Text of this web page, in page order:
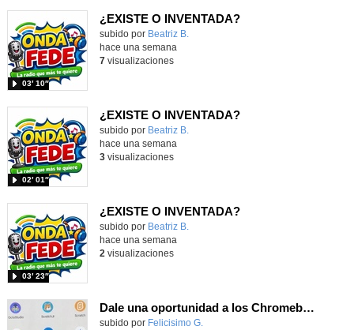
¿EXISTE O INVENTADA?
Contenido educativo.
subido por Beatriz B.
03′ 10″
hace una semana
7visualizaciones
¿EXISTE O INVENTADA?
Contenido educativo.
subido por Beatriz B.
02′ 01″
hace una semana
3visualizaciones
¿EXISTE O INVENTADA?
Contenido educativo.
subido por Beatriz B.
03′ 23″
hace una semana
2 visualizaciones
Dale una oportunidad a los Chromebooks y utiliza un proyector para realizar talleres si no tienes pantallas táctiles
Contenido educativo.
subido por Felicisimo G.